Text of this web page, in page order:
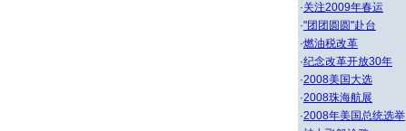
·关注2009年春运
·"团团圆圆"赴台
·燃油税改革
·纪念改革开放30年
·2008美国大选
·2008珠海航展
·2008年美国总统选举